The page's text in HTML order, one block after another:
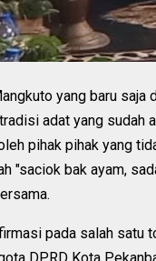
yang baru saja
adat yang sudah
pihak pihak yang
"saciok bak ayam,
pada salah satu